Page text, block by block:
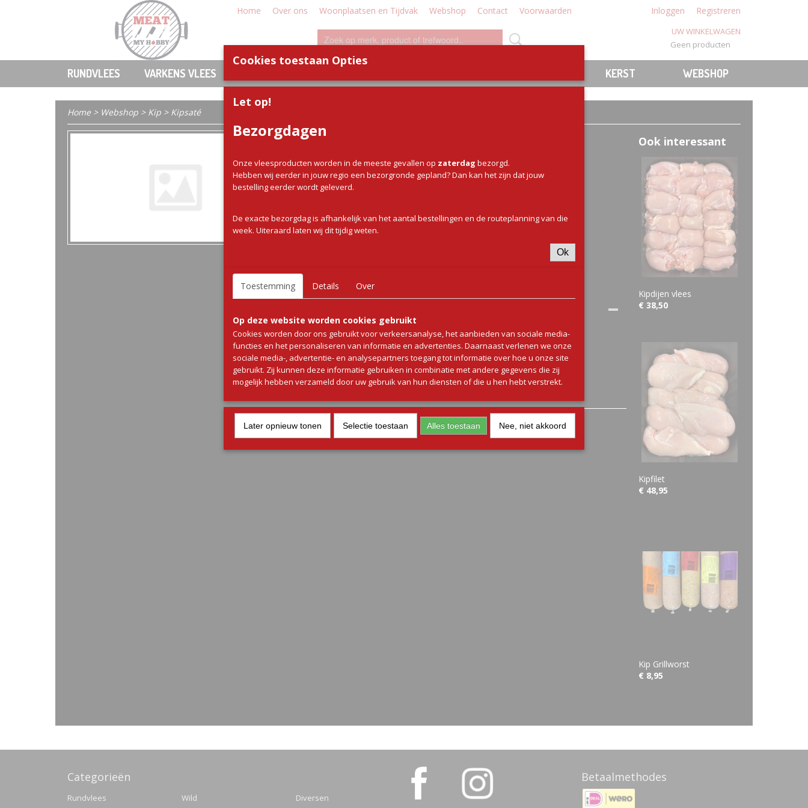
Home Over ons Woonplaatsen en Tijdvak Webshop Contact Voorwaarden Inloggen Registreren
UW WINKELWAGEN
Geen producten
WEBSHOP
RUNDVLEES VARKENS VLEES KERST
Home> Webshop > Kip > Kipsaté
Kipsaté
€ 13,50 (inclusief btw 9%)
✓Op voorraad
Kipsaté van kipfilet – per kilo, zonder stokje
Handgesneden, verse kipfilet met heerlijke marinade.
Per kilo
Ook interessant
Kipdijen vlees
€ 38,50
Kipfilet
€ 48,95
Kip Grillworst
€ 8,95
Categorieën
Rundvlees
Wild
Diversen
Betaalmethodes
Cookies toestaan Opties
Let op!
Bezorgdagen
Onze vleesproducten worden in de meeste gevallen op zaterdag bezorgd.
Hebben wij eerder in jouw regio een bezorgronde gepland? Dan kan het zijn dat jouw
bestelling eerder wordt geleverd.
De exacte bezorgdag is afhankelijk van het aantal bestellingen en de routeplanning van die
week. Uiteraard laten wij dit tijdig weten.
Ok
Toestemming Details Over
Op deze website worden cookies gebruikt
Cookies worden door ons gebruikt voor verkeersanalyse, het aanbieden van sociale media-
functies en het personaliseren van informatie en advertenties. Daarnaast verlenen we onze
sociale media-, advertentie- en analysepartners toegang tot informatie over hoe u onze site
gebruikt. Zij kunnen deze informatie gebruiken in combinatie met andere gegevens die zij
mogelijk hebben verzameld door uw gebruik van hun diensten of die u hen hebt verstrekt.
Later opnieuw tonen Selectie toestaan Alles toestaan Nee, niet akkoord